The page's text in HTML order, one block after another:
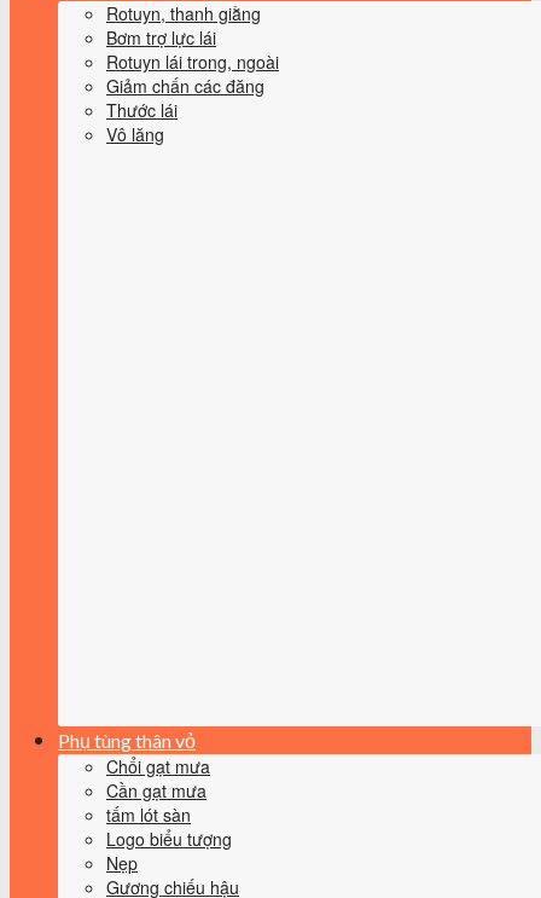
Rotuyn, thanh giằng
Bơm trợ lực lái
Rotuyn lái trong, ngoài
Giảm chấn các đăng
Thước lái
Vô lăng
Phụ tùng thân vỏ
Chổi gạt mưa
Cần gạt mưa
tấm lót sàn
Logo biểu tượng
Nẹp
Gương chiếu hậu